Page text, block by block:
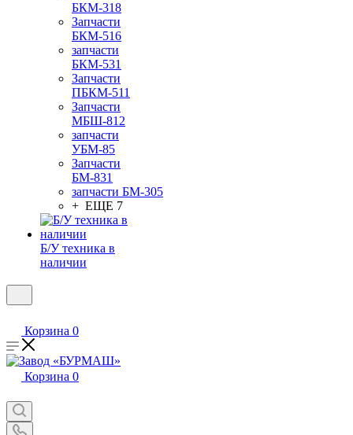
БКМ-318
Запчасти
БКМ-516
запчасти
БКМ-531
Запчасти
ПБКМ-511
Запчасти
МБШ-812
запчасти
УБМ-85
Запчасти
БМ-831
запчасти БМ-305
+ ЕЩЕ 7
Б/У техника в
наличии
Корзина 0
Корзина 0